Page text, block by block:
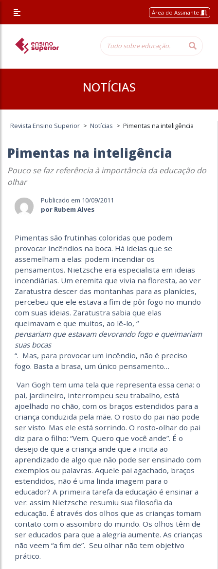
Área do Assinante
NOTÍCIAS
Revista Ensino Superior > Notícias > Pimentas na inteligência
Pimentas na inteligência
Pouco se faz referência à importância da educação do
olhar
Publicado em 10/09/2011
por Rubem Alves
Pimentas são frutinhas coloridas que podem
provocar incêndios na boca. Há ideias que se
assemelham a elas: podem incendiar os
pensamentos. Nietzsche era especialista em ideias
incendiárias. Um eremita que vivia na floresta, ao ver
Zaratustra descer das montanhas para as planícies,
percebeu que ele estava a fim de pôr fogo no mundo
com suas ideias. Zaratustra sabia que elas
queimavam e que muitos, ao lê-lo, “
pensariam que estavam devorando fogo e queimariam
suas bocas
“. Mas, para provocar um incêndio, não é preciso
fogo. Basta a brasa, um único pensamento…
Van Gogh tem uma tela que representa essa cena: o
pai, jardineiro, interrompeu seu trabalho, está
ajoelhado no chão, com os braços estendidos para a
criança conduzida pela mãe. O rosto do pai não pode
ser visto. Mas ele está sorrindo. O rosto-olhar do pai
diz para o filho: “Vem. Quero que você ande”. É o
desejo de que a criança ande que a incita ao
aprendizado de algo que não pode ser ensinado com
exemplos ou palavras. Aquele pai agachado, braços
estendidos, não é uma linda imagem para o
educador? A primeira tarefa da educação é ensinar a
ver: assim Nietzsche resumiu sua filosofia da
educação. É através dos olhos que as crianças tomam
contato com o assombro do mundo. Os olhos têm de
ser educados para que a alegria aumente. As crianças
não veem “a fim de”. Seu olhar não tem objetivo
prático.